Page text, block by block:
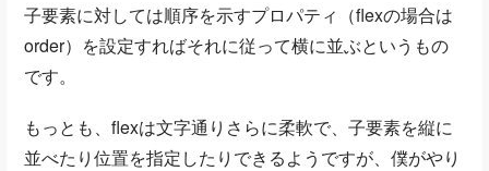
子要素に対しては順序を示すプロパティ（flexの場合は
order）を設定すればそれに従って横に並ぶというもの
です。
もっとも、flexは文字通りさらに柔軟で、子要素を縦に
並べたり位置を指定したりできるようですが、僕がやり